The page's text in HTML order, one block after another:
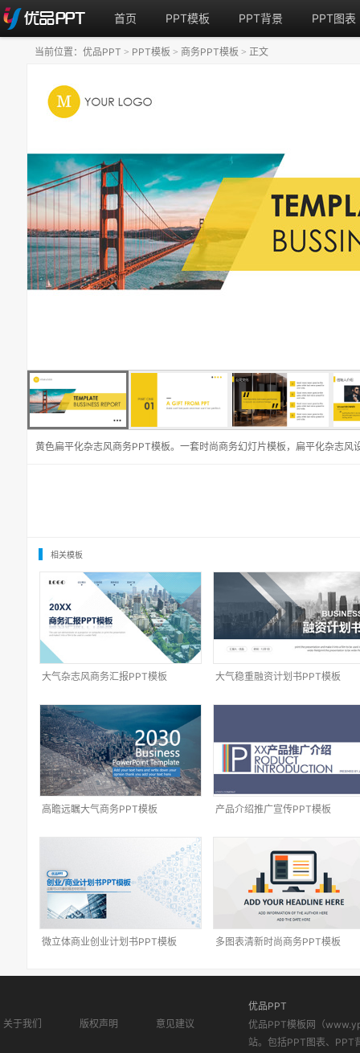
首页 PPT模板 PPT背景 PPT图表
黄色扁平化杂志风商务PPT模板。一套时尚商务幻灯片模板，扁平化杂志风
当前位置： 优品PPT > PPT模板 > 商务PPT模板 > 正文
相关模板
大气杂志风商务汇报PPT模板 大气稳重融资计划书PPT模板
高瞻远瞩大气商务PPT模板 产品介绍推广宣传PPT模板
微立体商业创业计划书PPT模板 多图表清新时尚商务PPT模板
关于我们 版权声明 意见建议
优品PPT
优品PPT模板网（
站。包括PPT图表、PPT